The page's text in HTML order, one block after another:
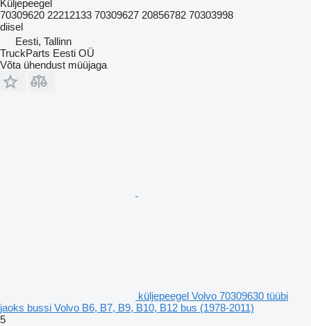
Küljepeegel
70309620 22212133 70309627 20856782 70303998
diisel
Eesti, Tallinn
TruckParts Eesti OÜ
Võta ühendust müüjaga
küljepeegel Volvo 70309630 tüübi
jaoks bussi Volvo B6, B7, B9, B10, B12 bus (1978-2011)
5